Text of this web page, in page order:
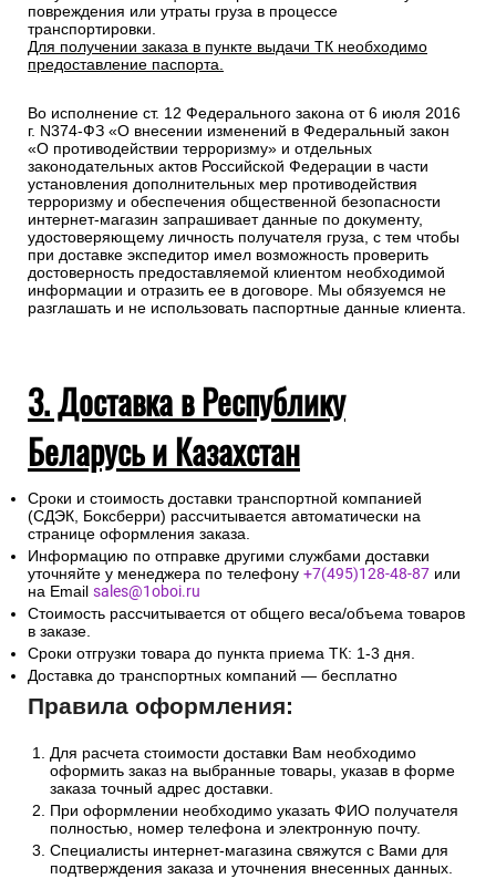
повреждения или утраты груза в процессе
транспортировки.
Для получении заказа в пункте выдачи ТК необходимо
предоставление паспорта.
Во исполнение ст. 12 Федерального закона от 6 июля 2016
г. N374-ФЗ «О внесении изменений в Федеральный закон
«О противодействии терроризму» и отдельных
законодательных актов Российской Федерации в части
установления дополнительных мер противодействия
терроризму и обеспечения общественной безопасности
интернет-магазин запрашивает данные по документу,
удостоверяющему личность получателя груза, с тем чтобы
при доставке экспедитор имел возможность проверить
достоверность предоставляемой клиентом необходимой
информации и отразить ее в договоре. Мы обязуемся не
разглашать и не использовать паспортные данные клиента.
3. Доставка в Республику
Беларусь и Казахстан
Сроки и стоимость доставки транспортной компанией
(СДЭК, Боксберри) рассчитывается автоматически на
странице оформления заказа.
Информацию по отправке другими службами доставки
уточняйте у менеджера по телефону +7(495)128-48-87 или
на Email sales@1oboi.ru
Стоимость рассчитывается от общего веса/объема товаров
в заказе.
Сроки отгрузки товара до пункта приема ТК: 1-3 дня.
Доставка до транспортных компаний — бесплатно
Правила оформления:
Для расчета стоимости доставки Вам необходимо
оформить заказ на выбранные товары, указав в форме
заказа точный адрес доставки.
При оформлении необходимо указать ФИО получателя
полностью, номер телефона и электронную почту.
Специалисты интернет-магазина свяжутся с Вами для
подтверждения заказа и уточнения внесенных данных.